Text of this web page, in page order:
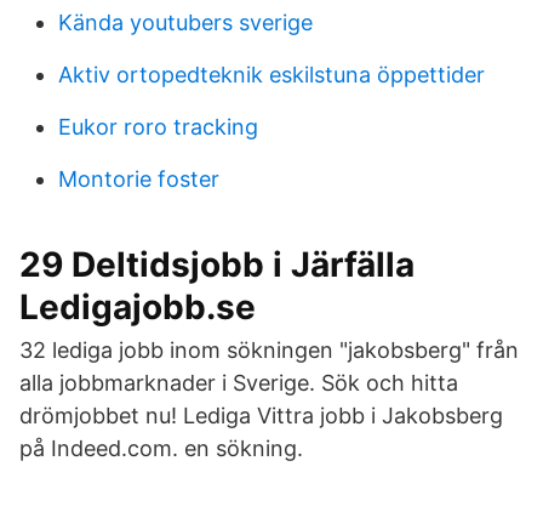
Kända youtubers sverige
Aktiv ortopedteknik eskilstuna öppettider
Eukor roro tracking
Montorie foster
29 Deltidsjobb i Järfälla
Ledigajobb.se
32 lediga jobb inom sökningen "jakobsberg" från
alla jobbmarknader i Sverige. Sök och hitta
drömjobbet nu! Lediga Vittra jobb i Jakobsberg
på Indeed.com. en sökning.